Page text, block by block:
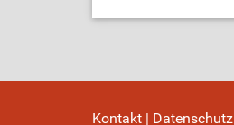
Kontakt | Datenschutz